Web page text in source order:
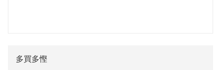
多買多慳